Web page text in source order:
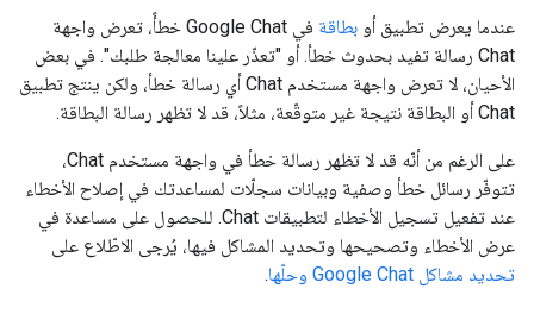
عندما يعرض تطبيق أو بطاقة
في Google Chat خطأً، تعرض واجهة
Chat رسالة تفيد بحدوث خطأ. أو "تعذّر علينا معالجة طلبك". في بعض
الأحيان، لا تعرض واجهة مستخدم Chat أي رسالة خطأ، ولكن ينتج تطبيق
Chat أو البطاقة نتيجة غير متوقّعة، مثلاً، قد لا تظهر رسالة البطاقة.
على الرغم من أنّه قد لا تظهر رسالة خطأ في واجهة مستخدم Chat،
تتوفّر رسائل خطأ وصفية وبيانات سجلّات لمساعدتك في إصلاح الأخطاء
عند تفعيل تسجيل الأخطاء لتطبيقات Chat. للحصول على مساعدة في
عرض الأخطاء وتصحيحها وتحديد المشاكل فيها، يُرجى الاطّلاع على
تحديد مشاكل Google Chat وحلّها
.